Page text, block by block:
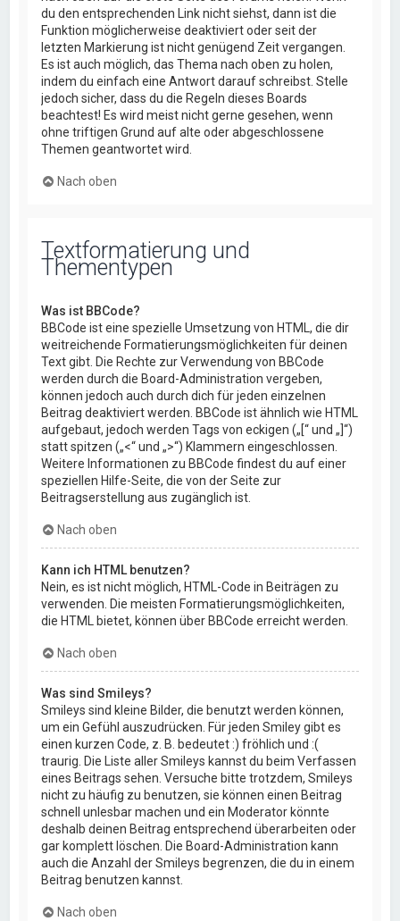
du den entsprechenden Link nicht siehst, dann ist die
Funktion möglicherweise deaktiviert oder seit der
letzten Markierung ist nicht genügend Zeit vergangen.
Es ist auch möglich, das Thema nach oben zu holen,
indem du einfach eine Antwort darauf schreibst. Stelle
jedoch sicher, dass du die Regeln dieses Boards
beachtest! Es wird meist nicht gerne gesehen, wenn
ohne triftigen Grund auf alte oder abgeschlossene
Themen geantwortet wird.
Nach oben
Textformatierung und
Thementypen
Was ist BBCode?
BBCode ist eine spezielle Umsetzung von HTML, die dir
weitreichende Formatierungsmöglichkeiten für deinen
Text gibt. Die Rechte zur Verwendung von BBCode
werden durch die Board-Administration vergeben,
können jedoch auch durch dich für jeden einzelnen
Beitrag deaktiviert werden. BBCode ist ähnlich wie HTML
aufgebaut, jedoch werden Tags von eckigen („[“ und „]“)
statt spitzen („<“ und „>“) Klammern eingeschlossen.
Weitere Informationen zu BBCode findest du auf einer
speziellen Hilfe-Seite, die von der Seite zur
Beitragserstellung aus zugänglich ist.
Nach oben
Kann ich HTML benutzen?
Nein, es ist nicht möglich, HTML-Code in Beiträgen zu
verwenden. Die meisten Formatierungsmöglichkeiten,
die HTML bietet, können über BBCode erreicht werden.
Nach oben
Was sind Smileys?
Smileys sind kleine Bilder, die benutzt werden können,
um ein Gefühl auszudrücken. Für jeden Smiley gibt es
einen kurzen Code, z. B. bedeutet :) fröhlich und :(
traurig. Die Liste aller Smileys kannst du beim Verfassen
eines Beitrags sehen. Versuche bitte trotzdem, Smileys
nicht zu häufig zu benutzen, sie können einen Beitrag
schnell unlesbar machen und ein Moderator könnte
deshalb deinen Beitrag entsprechend überarbeiten oder
gar komplett löschen. Die Board-Administration kann
auch die Anzahl der Smileys begrenzen, die du in einem
Beitrag benutzen kannst.
Nach oben